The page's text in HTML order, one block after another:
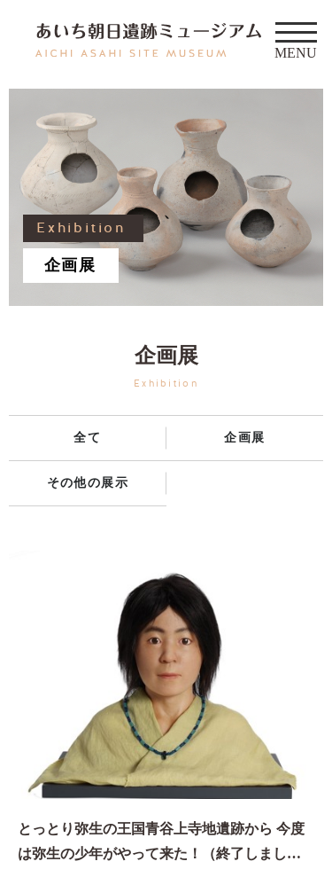
Exhibition
企画展
企画展
Exhibition
全て 企画展
その他の展示
とっとり弥生の王国青谷上寺地遺跡から 今度
は弥生の少年がやって来た！（終了しまし…